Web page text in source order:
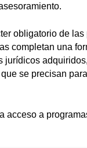
obligatorio de
completan una
jurídicos
se precisan
acceso a